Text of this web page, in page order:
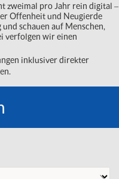
zweimal pro Jahr rein digital ‒
Offenheit und Neugierde
schauen auf Menschen,
verfolgen wir einen
inklusiver direkter